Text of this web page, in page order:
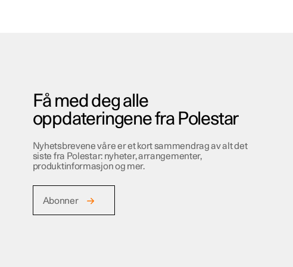
Få med deg alle
oppdateringene fra Polestar
Nyhetsbrevene våre er et kort sammendrag av alt det
siste fra Polestar: nyheter, arrangementer,
produktinformasjon og mer.
Abonner